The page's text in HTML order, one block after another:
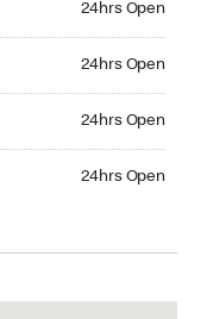
24hrs Open
24hrs Open
24hrs Open
24hrs Open